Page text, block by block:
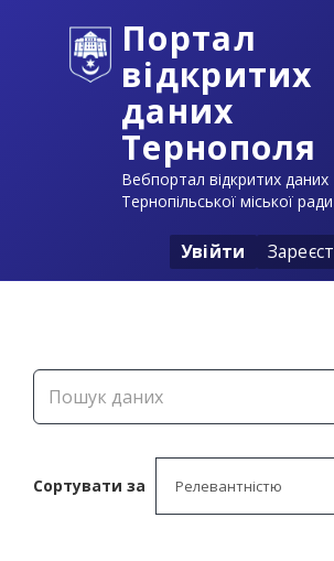
Портал
відкритих
даних
Тернополя
Вебпортал відкритих даних
Тернопільської міської ради
Увійти
Сортувати за